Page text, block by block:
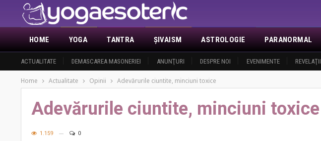
HOME
ACTUALITATE DEMASCAREA MASONERIEI ANUNŢURI DESPRE NOI EVENIMENTE REVELAŢII
YOGA TANTRA ŞIVAISM ASTROLOGIE PARANORMAL
Home Actualitate Opinii Adevărurile ciuntite, minciuni toxice
Adevărurile ciuntite, minciuni toxice
1.159 0